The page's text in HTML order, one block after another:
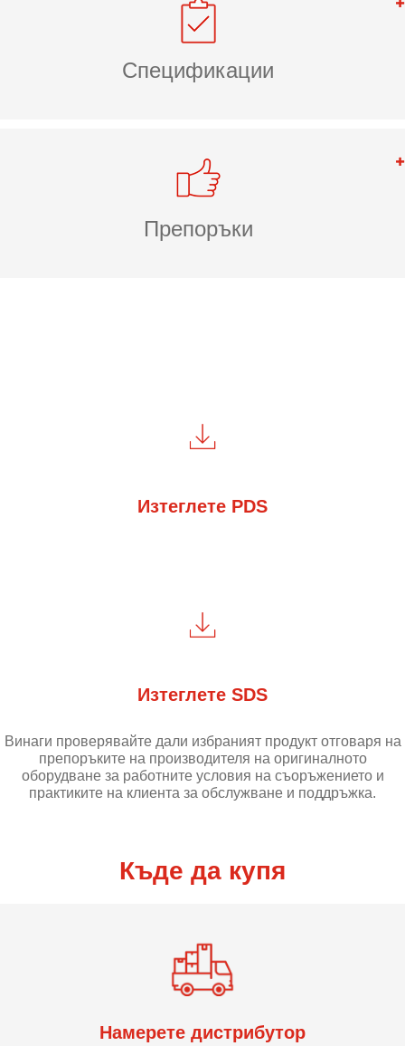
Спецификации
Препоръки
Изтеглете PDS
Изтеглете SDS
Винаги проверявайте дали избраният продукт отговаря на
препоръките на производителя на оригиналното
оборудване за работните условия на съоръжението и
практиките на клиента за обслужване и поддръжка.
Къде да купя
Намерете дистрибутор